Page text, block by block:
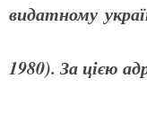
видатному
1980). За цією